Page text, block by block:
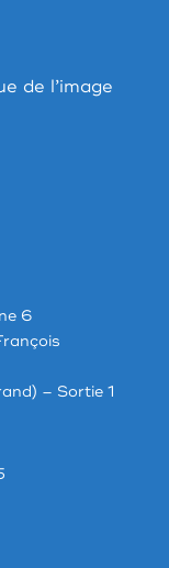
de l’image
6
– Sortie 1